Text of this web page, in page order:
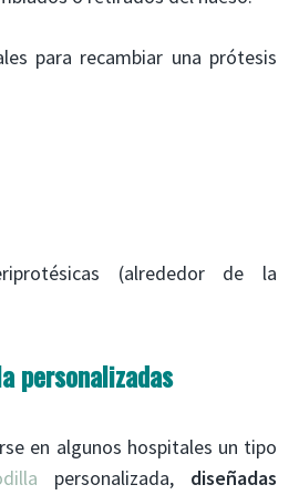
para recambiar una prótesis
(alrededor de la
personalizadas
en algunos hospitales un tipo
personalizada, diseñadas